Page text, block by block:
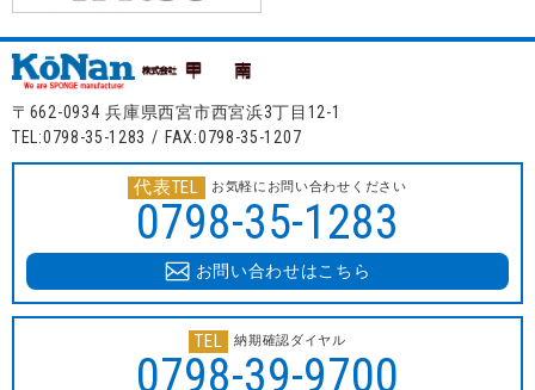
〒662-0934 兵庫県西宮市西宮浜3丁目12-1
TEL:0798-35-1283 / FAX:0798-35-1207
代表TEL お気軽にお問い合わせください
0798-35-1283
お問い合わせはこちら
TEL 納期確認ダイヤル
0798-39-9700